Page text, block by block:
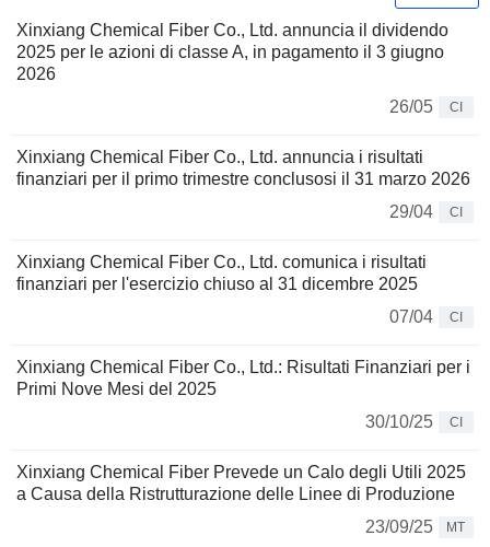
Xinxiang Chemical Fiber Co., Ltd. annuncia il dividendo
2025 per le azioni di classe A, in pagamento il 3 giugno
2026
26/05
CI
Xinxiang Chemical Fiber Co., Ltd. annuncia i risultati
finanziari per il primo trimestre conclusosi il 31 marzo 2026
29/04
CI
Xinxiang Chemical Fiber Co., Ltd. comunica i risultati
finanziari per l'esercizio chiuso al 31 dicembre 2025
07/04
CI
Xinxiang Chemical Fiber Co., Ltd.: Risultati Finanziari per i
Primi Nove Mesi del 2025
30/10/25
CI
Xinxiang Chemical Fiber Prevede un Calo degli Utili 2025
a Causa della Ristrutturazione delle Linee di Produzione
23/09/25
MT